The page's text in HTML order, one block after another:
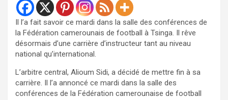
Il l’a fait savoir ce mardi dans la salle des conférences de
la Fédération camerounais de football à Tsinga. Il rêve
désormais d’une carrière d’instructeur tant au niveau
national qu’international.
L’arbitre central, Alioum Sidi, a décidé de mettre fin à sa
carrière. Il l’a annoncé ce mardi dans la salle des
conférences de la Fédération camerounaise de football